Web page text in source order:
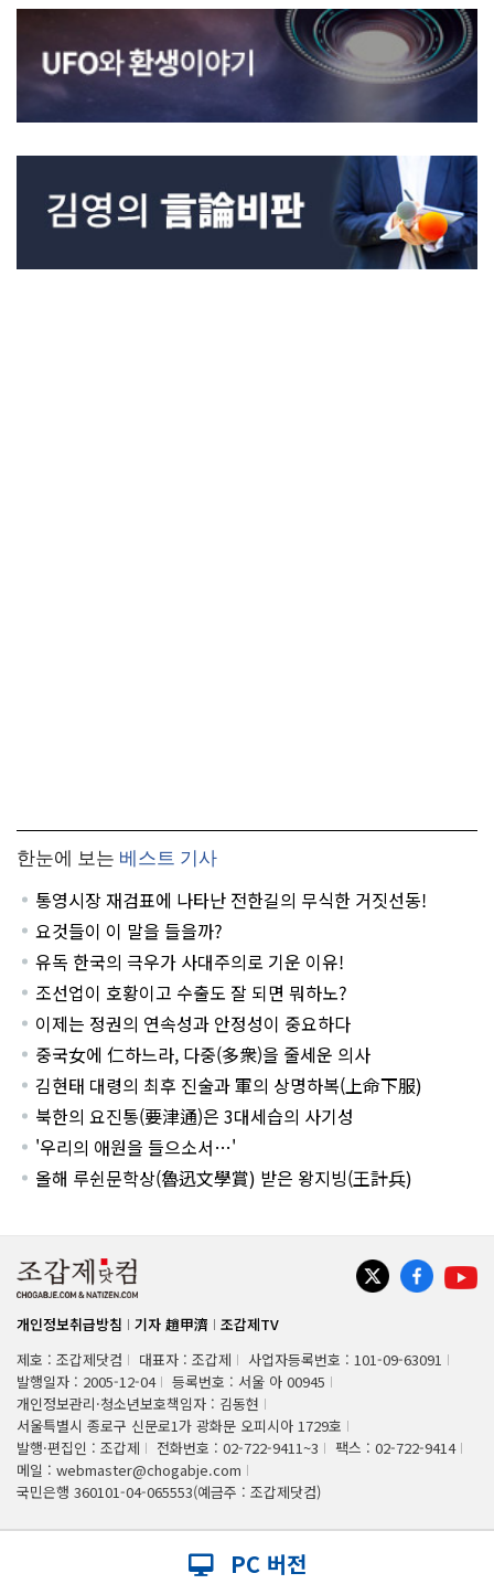
한눈에 보는 베스트 기사
통영시장 재검표에 나타난 전한길의 무식한 거짓선동!
요것들이 이 말을 들을까?
유독 한국의 극우가 사대주의로 기운 이유!
조선업이 호황이고 수출도 잘 되면 뭐하노?
이제는 정권의 연속성과 안정성이 중요하다
중국女에 仁하느라, 다중(多衆)을 줄세운 의사
김현태 대령의 최후 진술과 軍의 상명하복(上命下服)
북한의 요진통(要津通)은 3대세습의 사기성
'우리의 애원을 들으소서…'
올해 루쉰문학상(魯迅文學賞) 받은 왕지빙(王計兵)
개인정보취급방침 기자 趙甲濟
조갑제TV
제호 : 조갑제닷컴
대표자 : 조갑제
사업자등록번호 : 101-09-63091
발행일자 : 2005-12-04
등록번호 : 서울 아 00945
개인정보관리·청소년보호책임자 : 김동현
서울특별시 종로구 신문로1가 광화문 오피시아 1729호
발행·편집인 : 조갑제
전화번호 : 02-722-9411~3
팩스 : 02-722-9414
메일 : webmaster@chogabje.com
국민은행 360101-04-065553(예금주 : 조갑제닷컴)
PC 버전